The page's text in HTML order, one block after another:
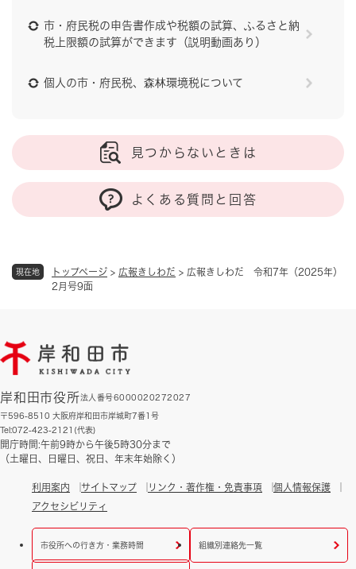
現在地 トップページ > 広報きしわだ > 広報きしわだ 令和7年（2025年）
2月号9面
市・府民税の申告書作成や税額の試算、ふるさと納
税上限額の試算ができます（説明動画あり）
個人の市・府民税、森林環境税について
見つからないときは
よくある質問と回答
岸和田市役所法人番号6000020272027
〒596-8510 大阪府岸和田市岸城町7番1号
Tel:072-423-2121(代表)
開庁時間:午前9時から午後5時30分まで
（土曜日、日曜日、祝日、年末年始除く）
利用案内 サイトマップ リンク・著作権・免責事項
個人情報保護
アクセシビリティ
市役所への行き方・業務時間 組織別連絡先一覧